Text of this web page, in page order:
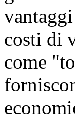
costi di
come